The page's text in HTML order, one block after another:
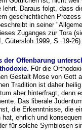
lehrt. Daraus folgt, dass
geschichtlichen
in seiner
Zuganges zur Tora
Gütersloh 1999, S. 19-26).
der Offenbarung
Für die
Gestalt Mose von Gott
Tradition ist daher
aber hinterfragt, denn
Das liberale
die Erkenntnisse, die
ehrlich und
für solche Symbiosen